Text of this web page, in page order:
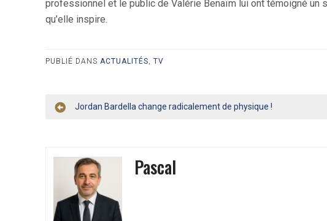
professionnel et le public de Valérie Benaïm lui ont témoigné un
qu’elle inspire.
PUBLIÉ DANS ACTUALITÉS, TV
Navigation
l’article
Jordan Bardella change radicalement de physique !
Pascal